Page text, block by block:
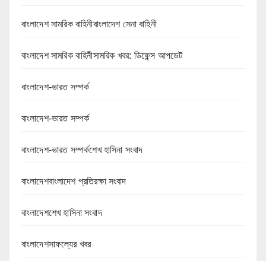
বাংলাদেশ সামরিক বাহিনীবাংলাদেশ সেনা বাহিনী
বাংলাদেশ সামরিক বাহিনীসামরিক খবর: ডিফেন্স আপডেট
বাংলাদেশ-ভারত সম্পর্ক
বাংলাদেশ-ভারত সম্পর্ক
বাংলাদেশ-ভারত সম্পর্কশেখ হাসিনা সংবাদ
বাংলাদেশবাংলাদেশ প্রতিরক্ষা সংবাদ
বাংলাদেশশেখ হাসিনা সংবাদ
বাংলাদেশসাফল্যের খবর